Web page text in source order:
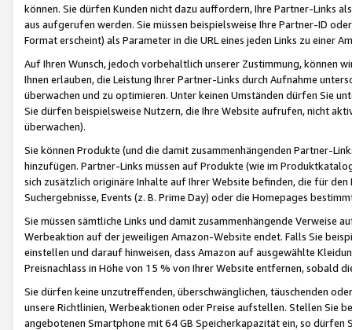
können. Sie dürfen Kunden nicht dazu auffordern, Ihre Partner-Links
aus aufgerufen werden. Sie müssen beispielsweise Ihre Partner-ID
Format erscheint) als Parameter in die URL eines jeden Links zu einer
Auf Ihren Wunsch, jedoch vorbehaltlich unserer Zustimmung, können
Ihnen erlauben, die Leistung Ihrer Partner-Links durch Aufnahme
überwachen und zu optimieren. Unter keinen Umständen dürfen Sie
Sie dürfen beispielsweise Nutzern, die Ihre Website aufrufen, nicht
überwachen).
Sie können Produkte (und die damit zusammenhängenden Partner-
hinzufügen. Partner-Links müssen auf Produkte (wie im
sich zusätzlich originäre Inhalte auf Ihrer Website befinden, die für
Suchergebnisse, Events (z. B. Prime Day) oder die Homepages
Sie müssen sämtliche Links und damit zusammenhängende
Werbeaktion auf der jeweiligen Amazon-Website endet. Falls Sie
einstellen und darauf hinweisen, dass Amazon auf ausgewählte
Preisnachlass in Höhe von 15 % von Ihrer Website entfernen, sobald
Sie dürfen keine unzutreffenden, überschwänglichen, täuschenden
unsere Richtlinien, Werbeaktionen oder Preise aufstellen. Stellen Sie
angebotenen Smartphone mit 64 GB Speicherkapazität ein, so dürfen